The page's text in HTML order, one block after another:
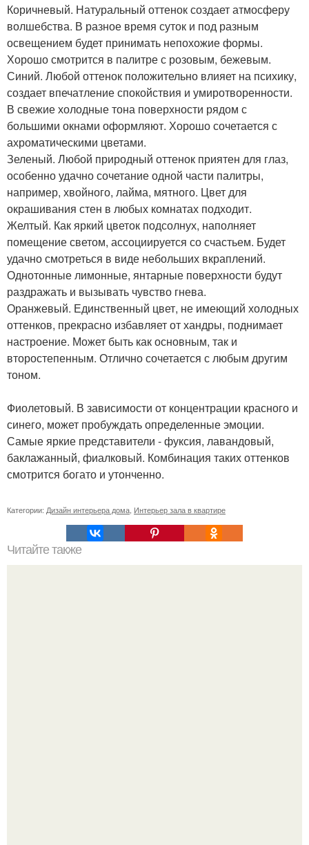
Коричневый. Натуральный оттенок создает атмосферу
волшебства. В разное время суток и под разным
освещением будет принимать непохожие формы.
Хорошо смотрится в палитре с розовым, бежевым.
Синий. Любой оттенок положительно влияет на психику,
создает впечатление спокойствия и умиротворенности.
В свежие холодные тона поверхности рядом с
большими окнами оформляют. Хорошо сочетается с
ахроматическими цветами.
Зеленый. Любой природный оттенок приятен для глаз,
особенно удачно сочетание одной части палитры,
например, хвойного, лайма, мятного. Цвет для
окрашивания стен в любых комнатах подходит.
Желтый. Как яркий цветок подсолнух, наполняет
помещение светом, ассоциируется со счастьем. Будет
удачно смотреться в виде небольших вкраплений.
Однотонные лимонные, янтарные поверхности будут
раздражать и вызывать чувство гнева.
Оранжевый. Единственный цвет, не имеющий холодных
оттенков, прекрасно избавляет от хандры, поднимает
настроение. Может быть как основным, так и
второстепенным. Отлично сочетается с любым другим
тоном.
Фиолетовый. В зависимости от концентрации красного и
синего, может пробуждать определенные эмоции.
Самые яркие представители - фуксия, лавандовый,
баклажанный, фиалковый. Комбинация таких оттенков
смотрится богато и утонченно.
Категории: Дизайн интерьера дома Интерьер зала в квартире
Читайте также